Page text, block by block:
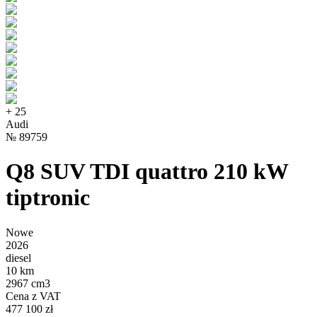
+ 25
Audi
№ 89759
Q8 SUV TDI quattro 210 kW
tiptronic
Nowe
2026
diesel
10 km
2967 cm3
Cena z VAT
477 100 zł